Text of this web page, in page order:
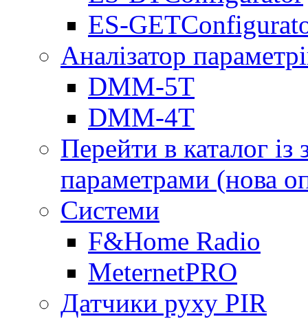
ES-
Аналізатор
DMM-5T
DMM-4T
Перейти в каталог
параметрами (нова
Системи
F&Home Radio
MeternetPRO
Датчики руху PIR